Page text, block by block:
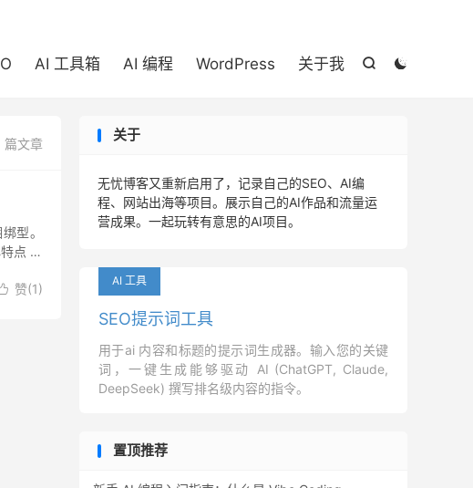


AI 工具箱 AI 编程 WordPress 关于我
篇文章
型。
点 适
赞(1)
关于
无忧博客又重新启用了，记录自己的SEO、AI编
程、网站出海等项目。展示自己的AI作品和流量运
营成果。一起玩转有意思的AI项目。
AI 工具
SEO提示词工具
用于ai 内容和标题的提示词生成器。输入您的关键
词，一键生成能够驱动 AI (ChatGPT, Claude,
DeepSeek) 撰写排名级内容的指令。
置顶推荐